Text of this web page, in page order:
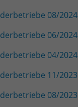
08/2024
06/2024
04/2024
11/2023
08/2023